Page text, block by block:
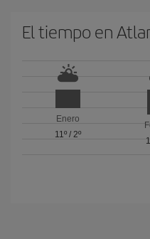
El tiempo en
Enero
11º/ 2º